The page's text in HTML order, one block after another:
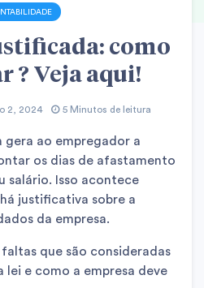
como
? Veja aqui!
2, 2024 5 Minutos de leitura
ao empregador a
os dias de afastamento
salário. Isso acontece
justificativa sobre a
da empresa.
que são consideradas
lei e como a empresa deve